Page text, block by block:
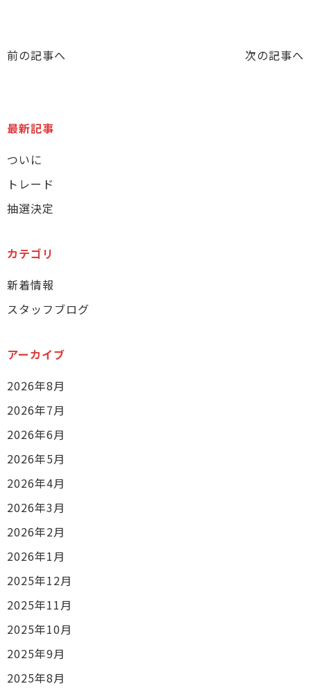
前の記事へ 次の記事へ
最新記事
ついに
トレード
抽選決定
カテゴリ
新着情報
スタッフブログ
アーカイブ
2026年8月
2026年7月
2026年6月
2026年5月
2026年4月
2026年3月
2026年2月
2026年1月
2025年12月
2025年11月
2025年10月
2025年9月
2025年8月